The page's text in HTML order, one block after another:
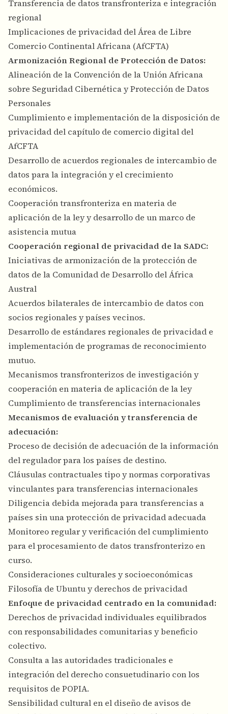
Transferencia de datos transfronteriza e integración
regional
Implicaciones de privacidad del Área de Libre
Comercio Continental Africana (AfCFTA)
Armonización Regional de Protección de Datos:
Alineación de la Convención de la Unión Africana
sobre Seguridad Cibernética y Protección de Datos
Personales
Cumplimiento e implementación de la disposición de
privacidad del capítulo de comercio digital del
AfCFTA
Desarrollo de acuerdos regionales de intercambio de
datos para la integración y el crecimiento
económicos.
Cooperación transfronteriza en materia de
aplicación de la ley y desarrollo de un marco de
asistencia mutua
Cooperación regional de privacidad de la SADC:
Iniciativas de armonización de la protección de
datos de la Comunidad de Desarrollo del África
Austral
Acuerdos bilaterales de intercambio de datos con
socios regionales y países vecinos.
Desarrollo de estándares regionales de privacidad e
implementación de programas de reconocimiento
mutuo.
Mecanismos transfronterizos de investigación y
cooperación en materia de aplicación de la ley
Cumplimiento de transferencias internacionales
Mecanismos de evaluación y transferencia de
adecuación:
Proceso de decisión de adecuación de la información
del regulador para los países de destino.
Cláusulas contractuales tipo y normas corporativas
vinculantes para transferencias internacionales
Diligencia debida mejorada para transferencias a
países sin una protección de privacidad adecuada
Monitoreo regular y verificación del cumplimiento
para el procesamiento de datos transfronterizo en
curso.
Consideraciones culturales y socioeconómicas
Filosofía de Ubuntu y derechos de privacidad
Enfoque de privacidad centrado en la comunidad:
Derechos de privacidad individuales equilibrados
con responsabilidades comunitarias y beneficio
colectivo.
Consulta a las autoridades tradicionales e
integración del derecho consuetudinario con los
requisitos de POPIA.
Sensibilidad cultural en el diseño de avisos de